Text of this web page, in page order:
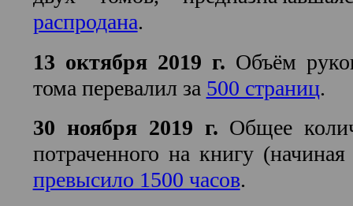
распродана.
13 октября 2019 г. Объём
тома перевалил за 500 страниц.
30 ноября 2019 г. Общее
потраченного на книгу
превысило 1500 часов.